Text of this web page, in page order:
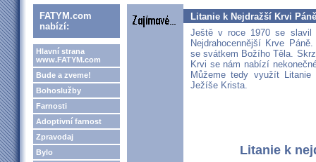
FATYM.com
nabízí:
Hlavní strana
www.FATYM.com
Bude a zveme!
Bohoslužby
Farnosti
Adoptivní farnost
Zpravodaj
Bylo
Litanie k Nejdražší Krvi Páně
Ještě v roce 1970 se slavil
Nejdrahocennější Krve
se svátkem Božího Těla.
Krvi se nám nabízí
Můžeme tedy využít
Ježíše Krista.
Litanie k